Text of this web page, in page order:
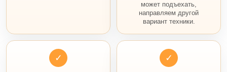
может подъехать,
направляем другой
вариант техники.
✓ ✓